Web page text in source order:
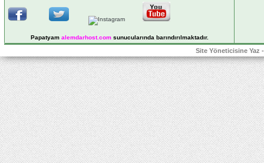
Papatyam alemdarhost.comsunucularında barındırılmaktadır.
Site Yöneticisine Yaz